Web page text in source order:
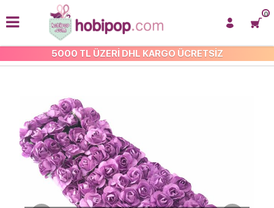
5000 TL ÜZERİ DHL KARGO ÜCRETSİZ
0
YAPAY ÇİÇEKLER